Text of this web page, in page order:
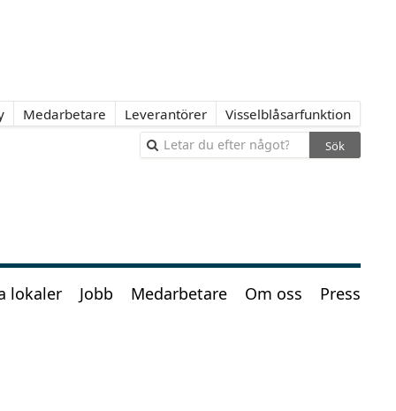
Medarbetare Leverantörer Visselblåsarfunktion
lokaler Jobb Medarbetare Om oss Press